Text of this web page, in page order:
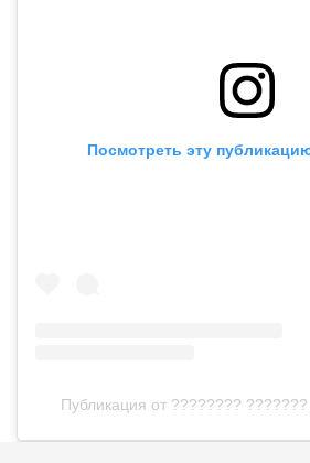
Посмотреть эту
Публикация от ????????